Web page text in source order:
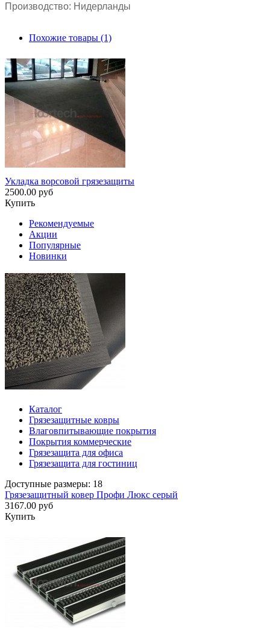
Производство: Нидерланды
Похожие товары (1)
Укладка ворсовой грязезащиты
2500.00 руб
Купить
Рекомендуемые
Акции
Популярные
Новинки
Каталог
Грязезащитные ковры
Влаговпитывающие покрытия
Покрытия коммерческие
Грязезащита для офиса
Грязезащита для гостиниц
Доступные размеры: 18
Грязезащитный ковер Профи Люкс серый
3167.00 руб
Купить